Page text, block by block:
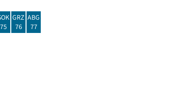
75
GRZ
76
ABG
77